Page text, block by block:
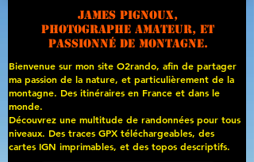
James PIGNOUX,
photographe amateur, et
passionné de montagne.
Bienvenue sur mon site O2rando, afin de partager
ma passion de la nature, et particulièrement de la
montagne. Des itinéraires en France et dans le
monde.
Découvrez une multitude de randonnées pour tous
niveaux. Des traces GPX téléchargeables, des
cartes IGN imprimables, et des topos descriptifs.